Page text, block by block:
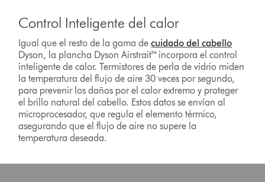
Control Inteligente del calor
Igual que el resto de la gama decuidado del cabello
Dyson, la plancha Dyson Airstrait™ incorpora el control
inteligente de calor. Termistores de perla de vidrio miden
la temperatura del flujo de aire 30 veces por segundo,
para prevenir los daños por el calor extremo y proteger
el brillo natural del cabello. Estos datos se envían al
microprocesador, que regula el elemento térmico,
asegurando que el flujo de aire no supere la
temperatura deseada.